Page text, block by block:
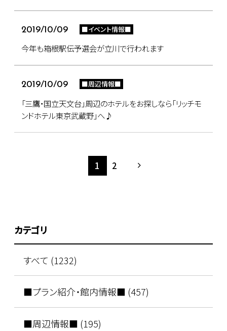
2019/10/09 ■イベント情報■
今年も箱根駅伝予選会が立川で行われます
2019/10/09 ■周辺情報■
「三鷹・国立天文台」周辺のホテルをお探しなら「リッチモ
ンドホテル東京武蔵野」へ♪
1 2
カテゴリ
すべて (1232)
■プラン紹介・館内情報■ (457)
■周辺情報■ (195)